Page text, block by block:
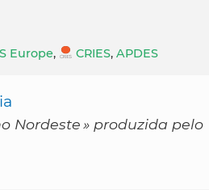
Europe, CRIES, APDES
Nordeste » produzida pelo